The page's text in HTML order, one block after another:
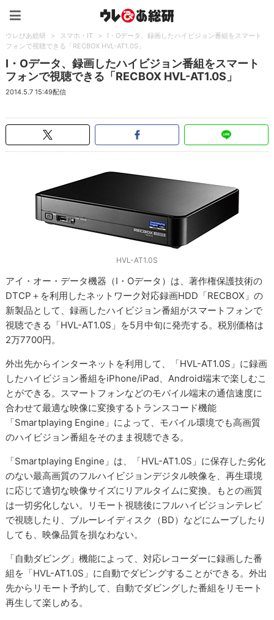
ウレぴあ総研 > スマホ・IT >
I・Oデータ、録画したハイビジョン番組をスマート
フォンで視聴できる「RECBOX HVL-AT1.0S」
I・Oデータ、録画したハイビジョン番組をスマート
フォンで視聴できる「RECBOX HVL-AT1.0S」
2014.5.7 15:49配信
HVL-AT1.0S
アイ・オー・データ機器（I・Oデータ）は、著作権保護技術の
DTCP＋を利用したネットワーク対応録画HDD「RECBOX」の
新製品として、録画したハイビジョン番組がスマートフォンで
視聴できる「HVL-AT1.0S」を5月中旬に発売する。税別価格は
2万7700円。
外出先からインターネットを利用して、「HVL-AT1.0S」に録画
したハイビジョン番組をiPhone/iPad、Android端末で楽しむこ
とができる。スマートフォンなどのモバイル端末の通信速度に
合わせて最適な映像に変換するトランスコード機能
「Smartplaying Engine」によって、モバイル環境でも高画質
のハイビジョン番組をそのまま視聴できる。
「Smartplaying Engine」は、「HVL-AT1.0S」に保存した劣化
のない最高画質のフルハイビジョンデジタル映像を、再生環境
に応じて適切な映像サイズにリアルタイムに変換。もとの画質
は一切劣化しない。リモート視聴後にフルハイビジョンテレビ
で視聴したり、ブルーレイディスク（BD）などにムーブしたり
しても、映像品質を損なわない。
「自動ダビング」機能によって、対応レコーダーに録画した番
組を「HVL-AT1.0S」に自動でダビングすることができる。外出
先からリモート予約して、自動でダビングした番組をリモート
再生して楽しめる。